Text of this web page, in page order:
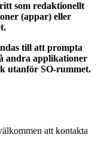
som redaktionellt
(appar) eller
till att prompta
andra applikationer
utanför SO-rummet.
att kontakta